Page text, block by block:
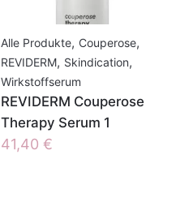
Alle Produkte, Couperose,
REVIDERM, Skindication,
Wirkstoffserum
REVIDERM Couperose
Therapy Serum 1
41,40 €